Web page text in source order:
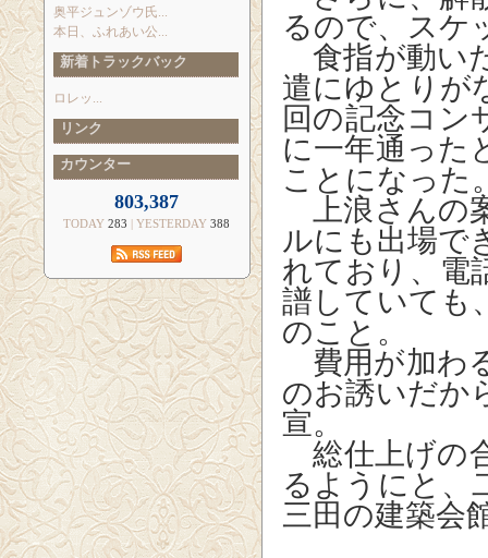
るので、スケ
食指が動い
遣にゆとりが
回の記念コン
に一年通った
ことになった
上浪さんの
ルにも出場で
れており、電
譜していても
のこと。
費用が加わ
のお誘いだか
宣。
総仕上げの
るようにと、
三田の建築会
奥平ジュンゾウ氏...
本日、ふれあい公...
新着トラックバック
ロレッ...
リンク
カウンター
803,387
TODAY 283 | YESTERDAY 388